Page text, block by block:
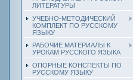
ЛИТЕРАТУРЫ
УЧЕБНО-МЕТОДИЧЕСКИЙ
КОМПЛЕКТ ПО РУССКОМУ
ЯЗЫКУ
РАБОЧИЕ МАТЕРИАЛЫ К
УРОКАМ РУССКОГО ЯЗЫКА
ОПОРНЫЕ КОНСПЕКТЫ ПО
РУССКОМУ ЯЗЫКУ